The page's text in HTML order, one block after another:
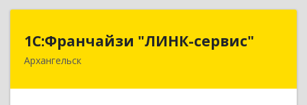
1С:Франчайзи "ЛИНК-сервис"
Архангельск
1С:Франчайзи "ЛИНК-сервис"
163000, Архангельская обл, Архангельск г,